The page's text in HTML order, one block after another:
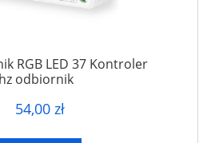
RGB LED 37 Kontroler
odbiornik
54,00 zł